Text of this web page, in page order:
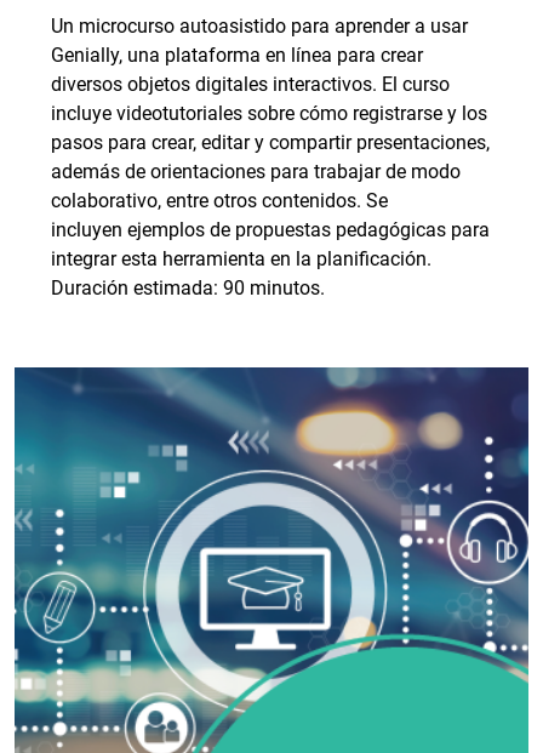
Un microcurso autoasistido para aprender a usar
Genially, una plataforma en línea para crear
diversos objetos digitales interactivos. El curso
incluye videotutoriales sobre cómo registrarse y los
pasos para crear, editar y compartir presentaciones,
además de orientaciones para trabajar de modo
colaborativo, entre otros contenidos. Se
incluyen ejemplos de propuestas pedagógicas para
integrar esta herramienta en la planificación.
Duración estimada: 90 minutos.